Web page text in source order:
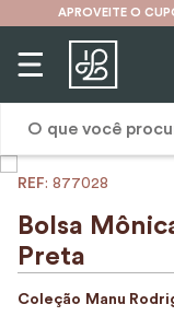
APROVEITE O
: 877028
Bolsa
Preta
Coleção Manu
1º
mochila
2º
karina
couro